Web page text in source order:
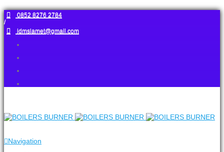
0852 8276 2784
/
idmslamet@gmail.com
Navigation